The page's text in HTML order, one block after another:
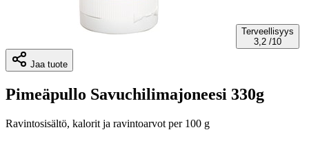
Terveellisyys
3,2 /10
Jaa tuote
Pimeäpullo Savuchilimajoneesi 330g
Ravintosisältö, kalorit ja ravintoarvot per 100 g